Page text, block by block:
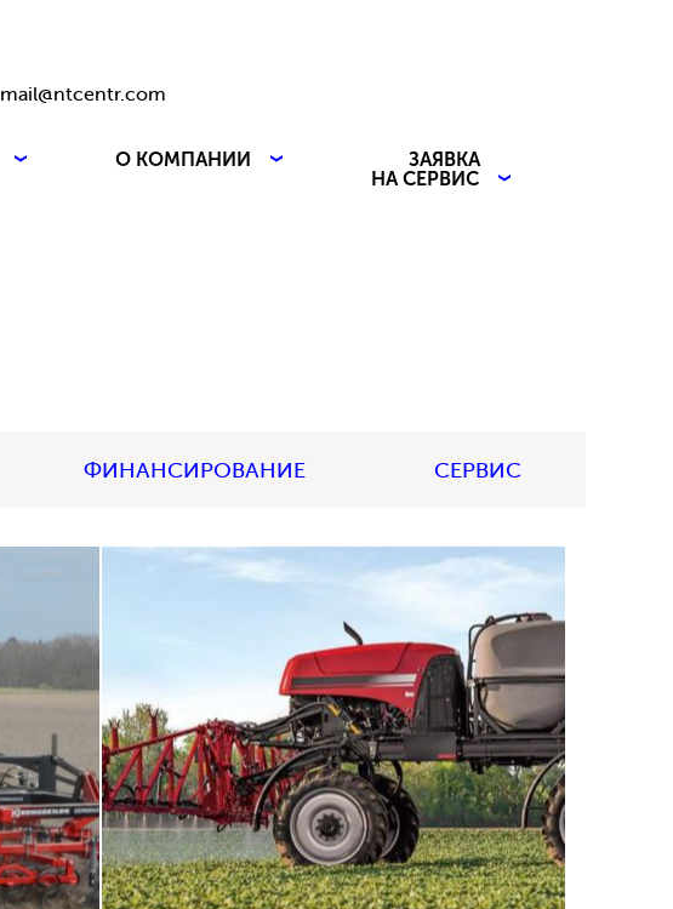
mail@ntcentr.com
О КОМПАНИИ
ЗАЯВКА
НА СЕРВИС
ФИНАНСИРОВАНИЕ СЕРВИС